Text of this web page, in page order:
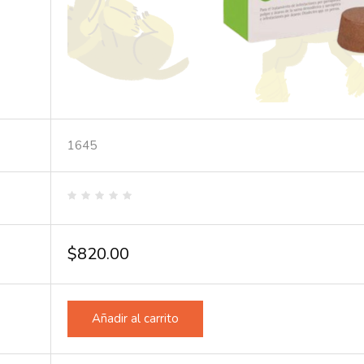
1645
de
5
$820.00
Añadir al carrito